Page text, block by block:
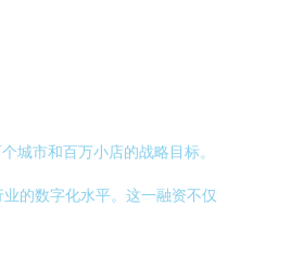
城市和百万小店的战略目标。
的数字化水平。这一融资不仅